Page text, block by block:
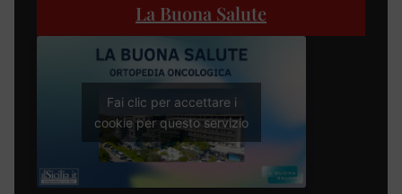
La Buona Salute
Fai clic per accettare i
cookie per questo servizio